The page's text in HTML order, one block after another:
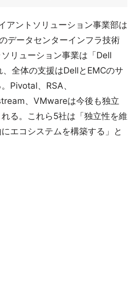
アントソリューション事業部は
データセンターインフラ技術
リューション事業は「Dell
全体の支援はDellとEMCのサ
Pivotal、RSA、
、VMwareは今後も独立
る。これら5社は「独立性を維
エコシステムを構築する」と